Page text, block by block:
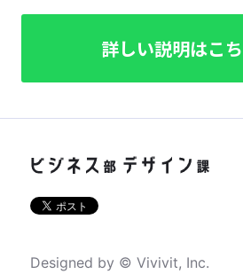
詳しい説明はこ
Designed by © Vivivit, Inc.